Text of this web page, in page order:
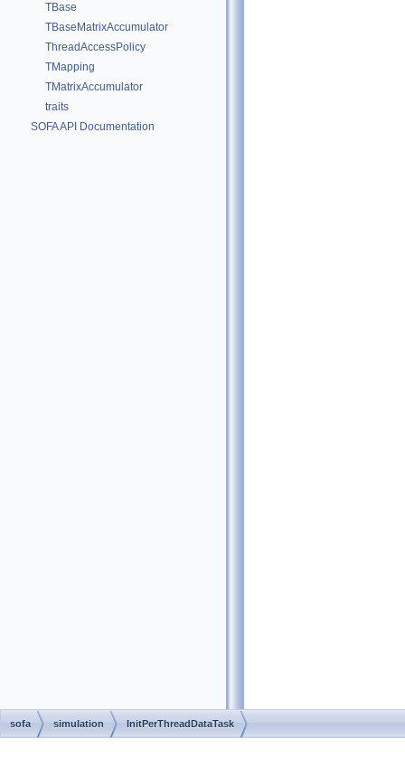
TBase
TBaseMatrixAccumulator
ThreadAccessPolicy
TMapping
TMatrixAccumulator
traits
SOFA API Documentation
sofa simulation InitPerThreadDataTask